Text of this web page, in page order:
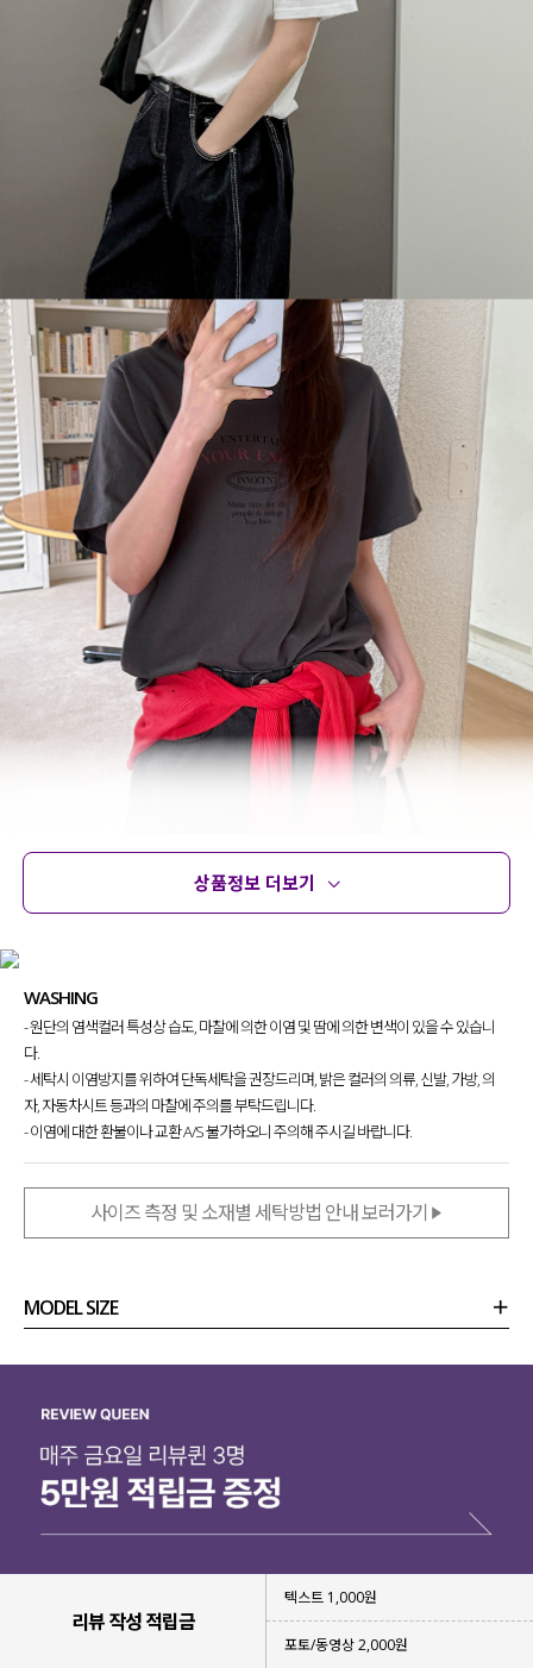
베이직한 디자인에 감각적인 레터링 디테일을 더해
다양한 아이템과 매치하기 좋은 활용도 높구요.
과하지 않은 디자인이라 부담 없어
캐주얼하고 데일리하게 즐기기 좋은 티셔츠랍니다!
상품정보 더보기
WASHING
- 원단의 염색컬러 특성상 습도, 마찰에 의한 이염 및 땀에 의한 변색이 있을 수 있습니
다.
- 세탁시 이염방지를 위하여 단독세탁을 권장드리며, 밝은 컬러의 의류, 신발, 가방, 의
자, 자동차시트 등과의 마찰에 주의를 부탁드립니다.
- 이염에 대한 환불이나 교환 A/S 불가하오니 주의해 주시길 바랍니다.
사이즈 측정 및 소재별 세탁방법 안내 보러가기
MODEL SIZE
리뷰 작성 적립금
텍스트 1,000원
포토/동영상 2,000원